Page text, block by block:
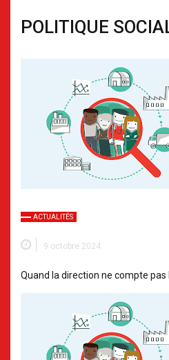
POLITIQUE
ACTUALITÉS
9 octobre 2024
Quand la direction ne compte pas